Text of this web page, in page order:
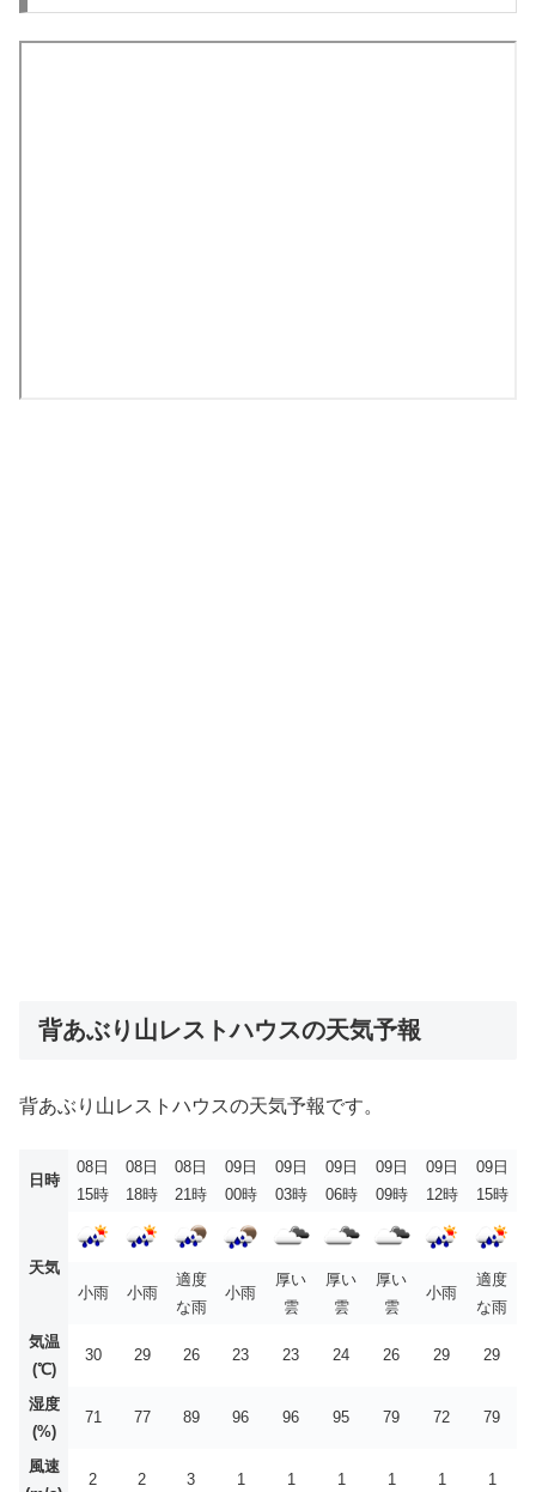
背あぶり山レストハウスの天気予報
背あぶり山レストハウスの天気予報です。
日時
08日
15時
08日
18時
08日
21時
09日
00時
09日
03時
09日
06時
09日
09時
09日
12時
09日
15時
天気
小雨
小雨
適度
な雨
小雨
厚い
雲
厚い
雲
厚い
雲
小雨
適度
な雨
気温
(℃)
30 29 26 23 23 24 26 29 29
湿度
(%)
71 77 89 96 96 95 79 72 79
風速
2 2 3 1 1 1 1 1 1